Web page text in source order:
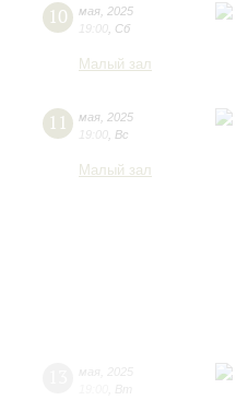
10 мая 2025
19:00 Сб
Малый зал
11 мая 2025
19:00 Вс
Малый зал